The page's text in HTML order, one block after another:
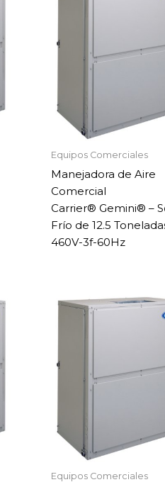
Equipos Comerciales
Manejadora de Aire
Comercial
Carrier® Gemini® –
Frío de 12.5
460V-3f-60Hz
Equipos Comerciales